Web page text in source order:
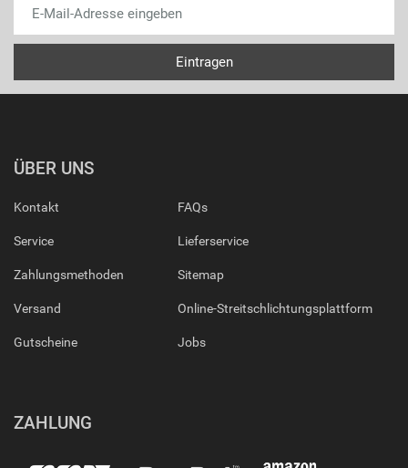
ÜBER UNS
Kontakt
Service
Zahlungsmethoden
Versand
Gutscheine
FAQs
Lieferservice
Sitemap
Online-Streitschlichtungsplattform
Jobs
ZAHLUNG